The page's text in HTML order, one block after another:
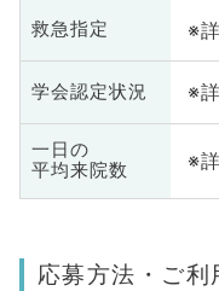
救急指定 ※
学会認定状況 ※
一日の
平均来院数
※
応募方法・ご利